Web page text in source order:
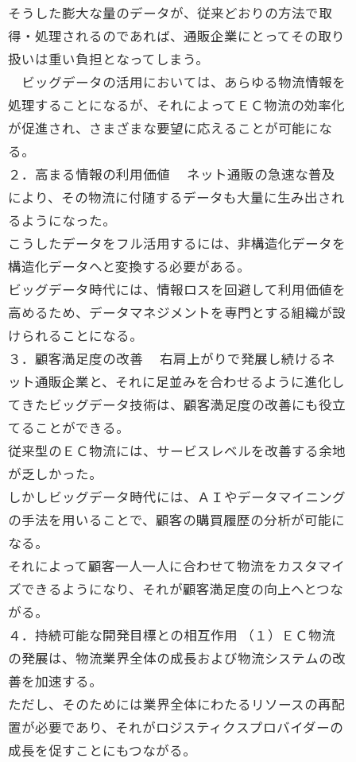
そうした膨大な量のデータが、従来どおりの方法で取
得・処理されるのであれば、通販企業にとってその取り
扱いは重い負担となってしまう。
ビッグデータの活用においては、あらゆる物流情報を
処理することになるが、それによってＥＣ物流の効率化
が促進され、さまざまな要望に応えることが可能にな
る。
２．高まる情報の利用価値 ネット通販の急速な普及
により、その物流に付随するデータも大量に生み出され
るようになった。
こうしたデータをフル活用するには、非構造化データを
構造化データへと変換する必要がある。
ビッグデータ時代には、情報ロスを回避して利用価値を
高めるため、データマネジメントを専門とする組織が設
けられることになる。
３．顧客満足度の改善 右肩上がりで発展し続けるネ
ット通販企業と、それに足並みを合わせるように進化し
てきたビッグデータ技術は、顧客満足度の改善にも役立
てることができる。
従来型のＥＣ物流には、サービスレベルを改善する余地
が乏しかった。
しかしビッグデータ時代には、ＡＩやデータマイニング
の手法を用いることで、顧客の購買履歴の分析が可能に
なる。
それによって顧客一人一人に合わせて物流をカスタマイ
ズできるようになり、それが顧客満足度の向上へとつな
がる。
４．持続可能な開発目標との相互作用 （１）ＥＣ物流
の発展は、物流業界全体の成長および物流システムの改
善を加速する。
ただし、そのためには業界全体にわたるリソースの再配
置が必要であり、それがロジスティクスプロバイダーの
成長を促すことにもつながる。